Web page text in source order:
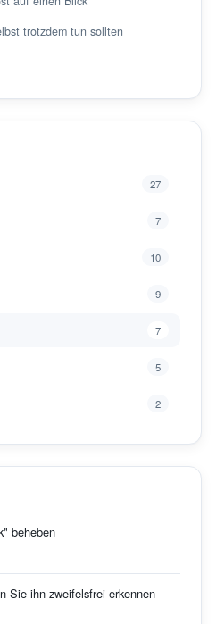
trotzdem tun sollten
27
7
10
9
7
5
2
beheben
Sie ihn zweifelsfrei erkennen